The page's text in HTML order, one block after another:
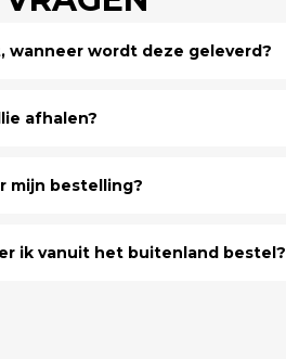
wanneer wordt deze geleverd?
afhalen?
mijn bestelling?
ik vanuit het buitenland bestel?